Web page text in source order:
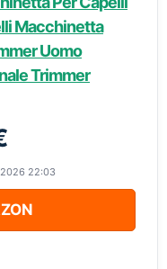
Macchinetta
Uomo
Trimmer
22:03